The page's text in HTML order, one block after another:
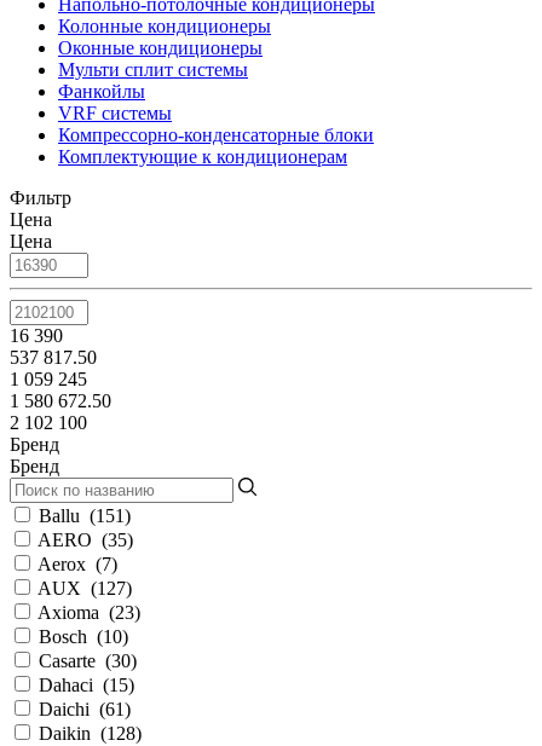
Напольно-потолочные кондиционеры
Колонные кондиционеры
Оконные кондиционеры
Мульти сплит системы
Фанкойлы
VRF системы
Компрессорно-конденсаторные блоки
Комплектующие к кондиционерам
Фильтр
Цена
Цена
16 390
537 817.50
1 059 245
1 580 672.50
2 102 100
Бренд
Бренд
Ballu (151)
AERO (35)
Aerox (7)
AUX (127)
Axioma (23)
Bosch (10)
Casarte (30)
Dahaci (15)
Daichi (61)
Daikin (128)